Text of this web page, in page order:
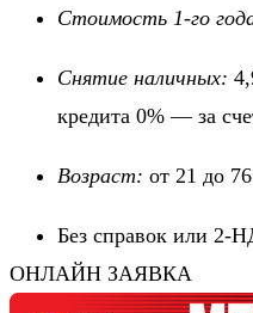
Стоимость 1-го
Снятие наличных:
кредита 0% — за
Возраст: от 21 до
Без справок или 2-
ОНЛАЙН ЗАЯВКА